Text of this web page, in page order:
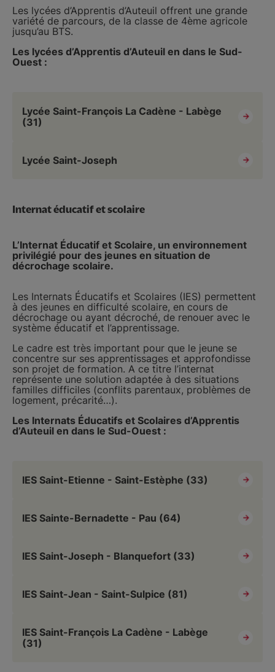
Les lycées d’Apprentis d’Auteuil offrent une grande
variété de parcours, de la classe de 4ème agricole
jusqu’au BTS.
Les lycées d’Apprentis d’Auteuil en dans le Sud-
Ouest :
Lycée Saint-François La Cadène - Labège
(31)
Lycée Saint-Joseph
Internat éducatif et scolaire
L’Internat Éducatif et Scolaire, un environnement
privilégié pour des jeunes en situation de
décrochage scolaire.
Les Internats Éducatifs et Scolaires (IES) permettent
à des jeunes en difficulté scolaire, en cours de
décrochage ou ayant décroché, de renouer avec le
système éducatif et l’apprentissage.
Le cadre est très important pour que le jeune se
concentre sur ses apprentissages et approfondisse
son projet de formation. A ce titre l’internat
représente une solution adaptée à des situations
familles difficiles (conflits parentaux, problèmes de
logement, précarité…).
Les Internats Éducatifs et Scolaires d’Apprentis
d’Auteuil en dans le Sud-Ouest :
IES Saint-Etienne - Saint-Estèphe (33)
IES Sainte-Bernadette - Pau (64)
IES Saint-Joseph - Blanquefort (33)
IES Saint-Jean - Saint-Sulpice (81)
IES Saint-François La Cadène - Labège
(31)